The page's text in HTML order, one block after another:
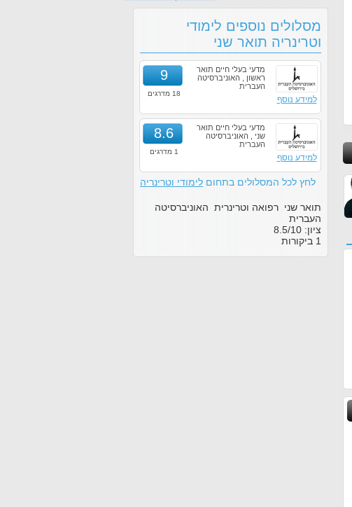
מסלולים נוספים לימודי
וטרינריה תואר שני
למידע נוסף
9
18 מדרגים
מדעי בעלי חיים תואר
ראשון , האוניברסיטה
העברית
למידע נוסף
8.6
1 מדרגים
מדעי בעלי חיים תואר
שני , האוניברסיטה
העברית
לחץ לכל המסלולים בתחום לימודי וטרינריה
תואר שני רפואה וטרינרית האוניברסיטה
העברית
ציון:
8.5/10
1 ביקורות